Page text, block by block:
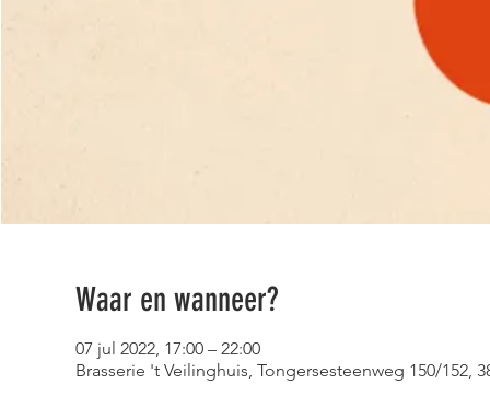
Waar en wanneer?
07 jul 2022, 17:00 – 22:00
Brasserie 't Veilinghuis, Tongersesteenweg 150/152,